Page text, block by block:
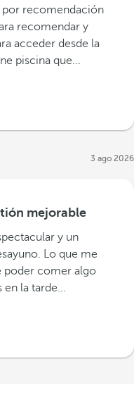
por recomendación
recomendar y
acceder desde la
retomarla después. Tiene piscina que...
3 ago 2026
mejorable
y un
Lo que me
poder comer algo
en la tarde...